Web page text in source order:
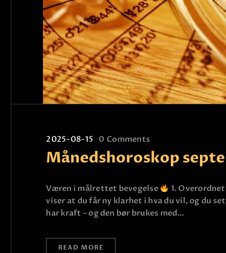
2025-08-15 0 Comments
Månedshoroskop
Væren i målrettet bevegelse
1.
viser at du får ny klarhet i hva du vil, og du
har kraft – og den bør brukes med…
READ MORE